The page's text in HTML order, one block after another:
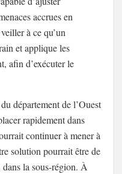
accrues en
à ce qu’un
et applique les
afin d’exécuter le
département de l’Ouest
rapidement dans
continuer à mener à
solution pourrait être de
la sous-région. À